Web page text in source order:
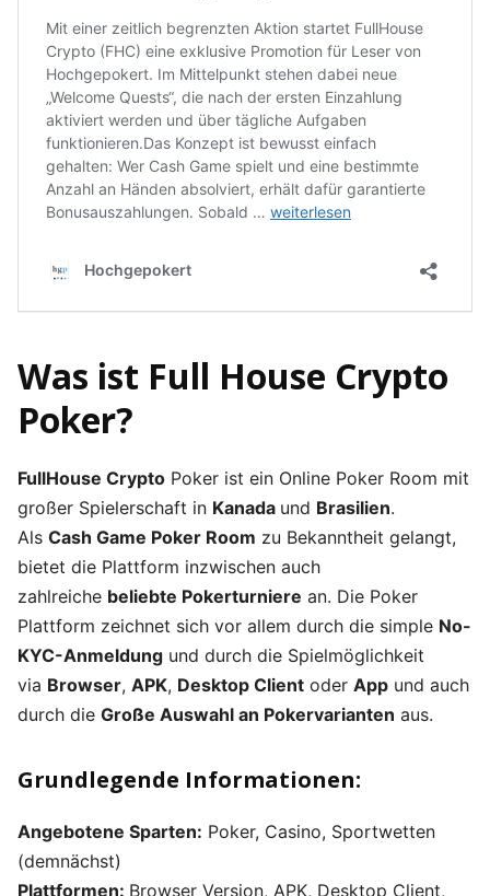
Was ist Full House Crypto
Poker?
FullHouse Crypto Poker ist ein Online Poker Room mit
großer Spielerschaft in Kanada und Brasilien.
Als Cash Game Poker Room zu Bekanntheit gelangt,
bietet die Plattform inzwischen auch
zahlreiche beliebte Pokerturniere an. Die Poker
Plattform zeichnet sich vor allem durch die simple No-
KYC-Anmeldung und durch die Spielmöglichkeit
via Browser, APK, Desktop Client oder App und auch
durch die Große Auswahl an Pokervarianten aus.
Grundlegende Informationen:
Angebotene Sparten: Poker, Casino, Sportwetten
(demnächst)
Plattformen: Browser Version, APK, Desktop Client,